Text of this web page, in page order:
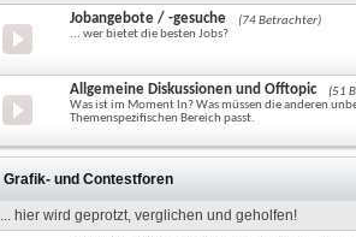
Jobangebote / -gesuche
(74 Betrachter)
... wer bietet die besten Jobs?
Allgemeine Diskussionen und Offtopic
(51
Was ist im Moment In? Was müssen die anderen
Themenspezifischen Bereich passt.
Grafik- und Contestforen
... hier wird geprotzt, verglichen und geholfen!